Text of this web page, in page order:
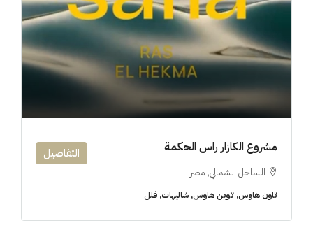
مشروع الكازار راس الحكمة
الساحل الشمالي, مصر
تاون هاوس, توين هاوس, شاليهات, فلل
التفاصيل